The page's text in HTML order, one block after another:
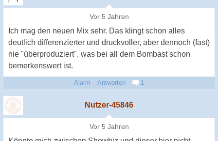
Vor 5 Jahren
Ich mag den neuen Mix sehr. Das klingt schon alles
deutlich differenzierter und druckvoller, aber dennoch (fast)
nie "überproduziert", was bei all dem Bombast schon
bemerkenswert ist.
Alarm Antworten 1
Nutzer-45846
Vor 5 Jahren